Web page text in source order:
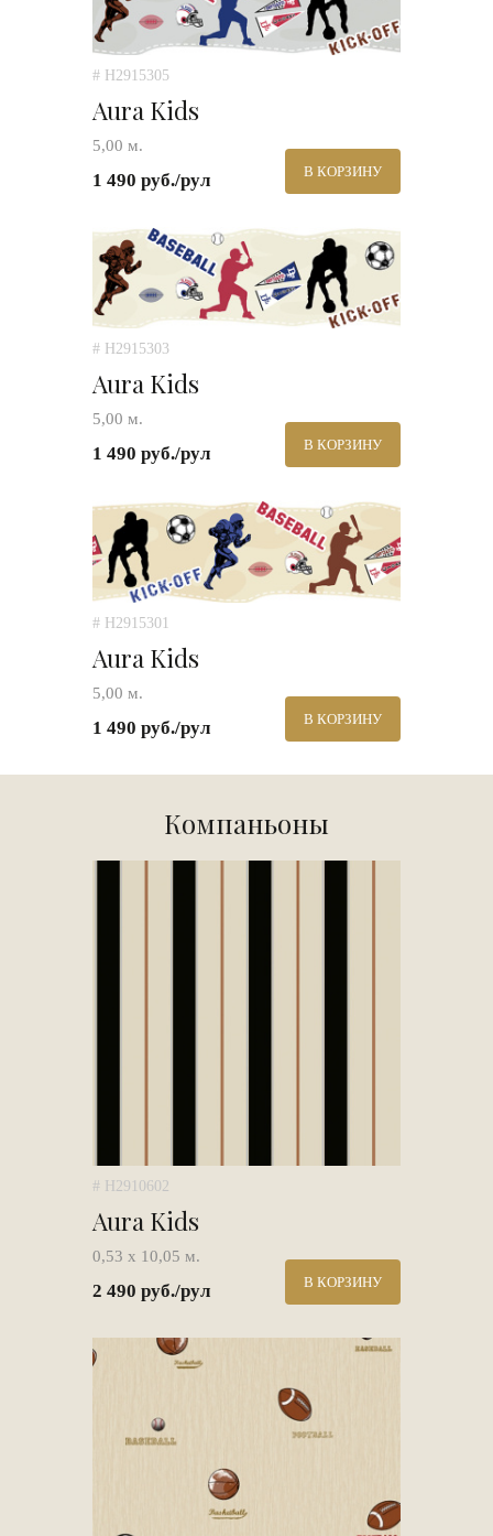
# H2915305
Aura Kids
5,00 м.
1 490 руб./рул В КОРЗИНУ
# H2915303
Aura Kids
5,00 м.
1 490 руб./рул В КОРЗИНУ
# H2915301
Aura Kids
5,00 м.
1 490 руб./рул В КОРЗИНУ
Компаньоны
# H2910602
Aura Kids
0,53 х 10,05 м.
2 490 руб./рул В КОРЗИНУ